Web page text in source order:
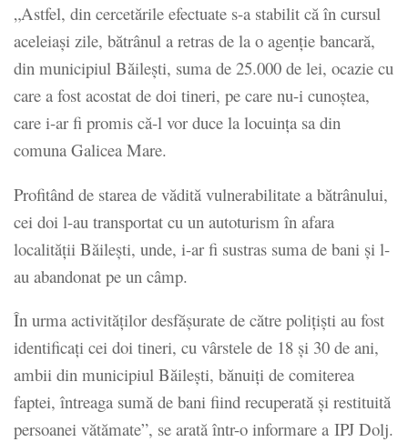
„Astfel, din cercetările efectuate s-a stabilit că în cursul
aceleiaşi zile, bătrânul a retras de la o agenţie bancară,
din municipiul Băileşti, suma de 25.000 de lei, ocazie cu
care a fost acostat de doi tineri, pe care nu-i cunoştea,
care i-ar fi promis că-l vor duce la locuinţa sa din
comuna Galicea Mare.
Profitând de starea de vădită vulnerabilitate a bătrânului,
cei doi l-au transportat cu un autoturism în afara
localităţii Băileşti, unde, i-ar fi sustras suma de bani şi l-
au abandonat pe un câmp.
În urma activităţilor desfăşurate de către poliţişti au fost
identificaţi cei doi tineri, cu vârstele de 18 şi 30 de ani,
ambii din municipiul Băileşti, bănuiţi de comiterea
faptei, întreaga sumă de bani fiind recuperată şi restituită
persoanei vătămate”, se arată într-o informare a IPJ Dolj.